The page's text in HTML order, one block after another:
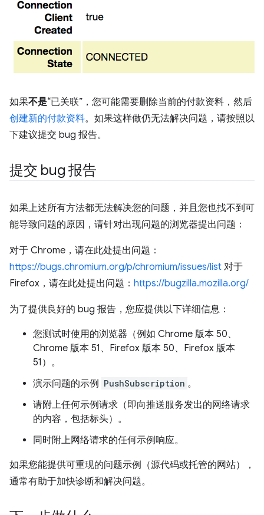
如果不是“已关联”，您可能需要删除当前的付款资料，然后
创建新的付款资料。如果这样做仍无法解决问题，请按照以
下建议提交 bug 报告。
提交 bug 报告
如果上述所有方法都无法解决您的问题，并且您也找不到可
能导致问题的原因，请针对出现问题的浏览器提出问题：
对于 Chrome，请在此处提出问题：
https://bugs.chromium.org/p/chromium/issues/list 对于
Firefox，请在此处提出问题： https://bugzilla.mozilla.org/
为了提供良好的 bug 报告，您应提供以下详细信息：
您测试时使用的浏览器（例如 Chrome 版本 50、
Chrome 版本 51、Firefox 版本 50、Firefox 版本
51）。
演示问题的示例 PushSubscription 。
请附上任何示例请求（即向推送服务发出的网络请求
的内容，包括标头）。
同时附上网络请求的任何示例响应。
如果您能提供可重现的问题示例（源代码或托管的网站），
通常有助于加快诊断和解决问题。